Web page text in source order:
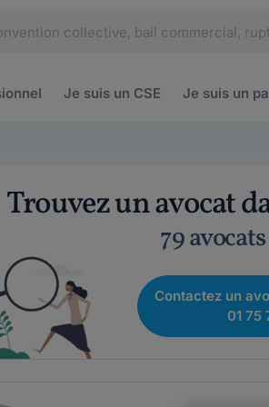
Je suis un CSE Je suis un
Trouvez un avocat
79
Contactez un
01 75